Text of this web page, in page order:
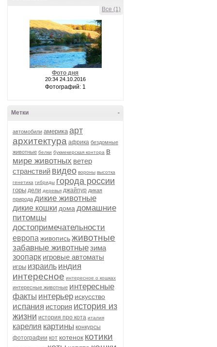
Все (1)
Фото дня
20:34 24.10.2016
Фотографий: 1
-
Метки
автомобили америка арт
архитектура африка бездомные
животные белки букмекерская контора в
мире животных ветер
странствий видео вороны высотка
генетика гибриды города россии
горы дели деревья джайпур дикая
природа дикие животные
дикие кошки дома домашние
питомцы
достопримечательности
европа живописьживотные
забавные животныезима
зоопарк игровые автоматы
игры израиль индия
интересное интересное о кошках
интересные животные интересные
факты интерьер искусство
испания история история из
жизни история про кота италия
карелия картины конкурсы
фотографии кот котенок котики